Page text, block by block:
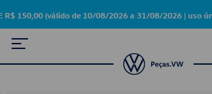
R$ 150,00 (válido de 10/08/2026 a 31/08/2026 | uso